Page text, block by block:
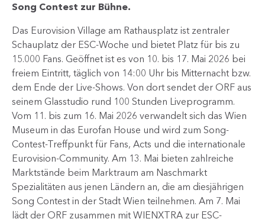
Song Contest zur Bühne.
Das Eurovision Village am Rathausplatz ist zentraler
Schauplatz der ESC-Woche und bietet Platz für bis zu
15.000 Fans. Geöffnet ist es von 10. bis 17. Mai 2026 bei
freiem Eintritt, täglich von 14:00 Uhr bis Mitternacht bzw.
dem Ende der Live-Shows. Von dort sendet der ORF aus
seinem Glasstudio rund 100 Stunden Liveprogramm.
Vom 11. bis zum 16. Mai 2026 verwandelt sich das Wien
Museum in das Eurofan House und wird zum Song-
Contest-Treffpunkt für Fans, Acts und die internationale
Eurovision-Community. Am 13. Mai bieten zahlreiche
Marktstände beim Marktraum am Naschmarkt
Spezialitäten aus jenen Ländern an, die am diesjährigen
Song Contest in der Stadt Wien teilnehmen. Am 7. Mai
lädt der ORF zusammen mit WIENXTRA zur ESC-